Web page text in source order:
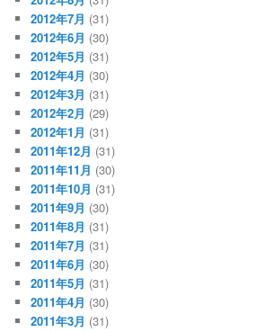
2012年7月 (31)
2012年6月 (30)
2012年5月 (31)
2012年4月 (30)
2012年3月 (31)
2012年2月 (29)
2012年1月 (31)
2011年12月 (31)
2011年11月 (30)
2011年10月 (31)
2011年9月 (30)
2011年8月 (31)
2011年7月 (31)
2011年6月 (30)
2011年5月 (31)
2011年4月 (30)
2011年3月 (31)